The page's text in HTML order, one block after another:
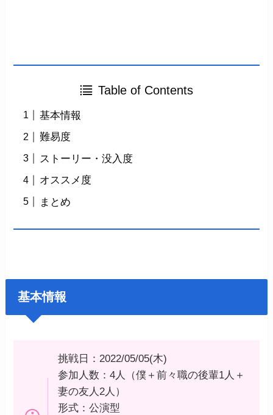
Table of Contents
基本情報
難易度
ストーリー・没入度
オススメ度
まとめ
基本情報
挑戦日：2022/05/05(木)
参加人数：4人（僕＋前々職の後輩1人＋
妻の友人2人）
形式：公演型